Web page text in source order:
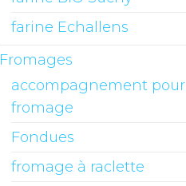
farine Echallens
Fromages
accompagnement pour
fromage
Fondues
fromage à raclette